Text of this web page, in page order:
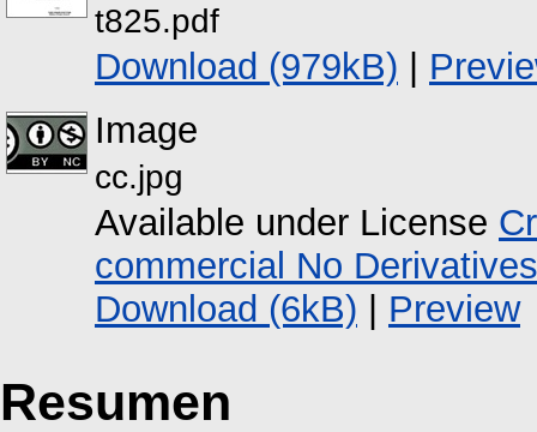
t825.pdf
Download (979kB) |
Image
cc.jpg
Available under License
commercial No Derivatives
Download (6kB) | Preview
Resumen